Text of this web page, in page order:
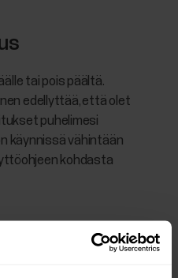
tai pois päältä.
edellyttää, että olet
puhelimesi
käynnissä vähintään
kohdasta
tunnistus